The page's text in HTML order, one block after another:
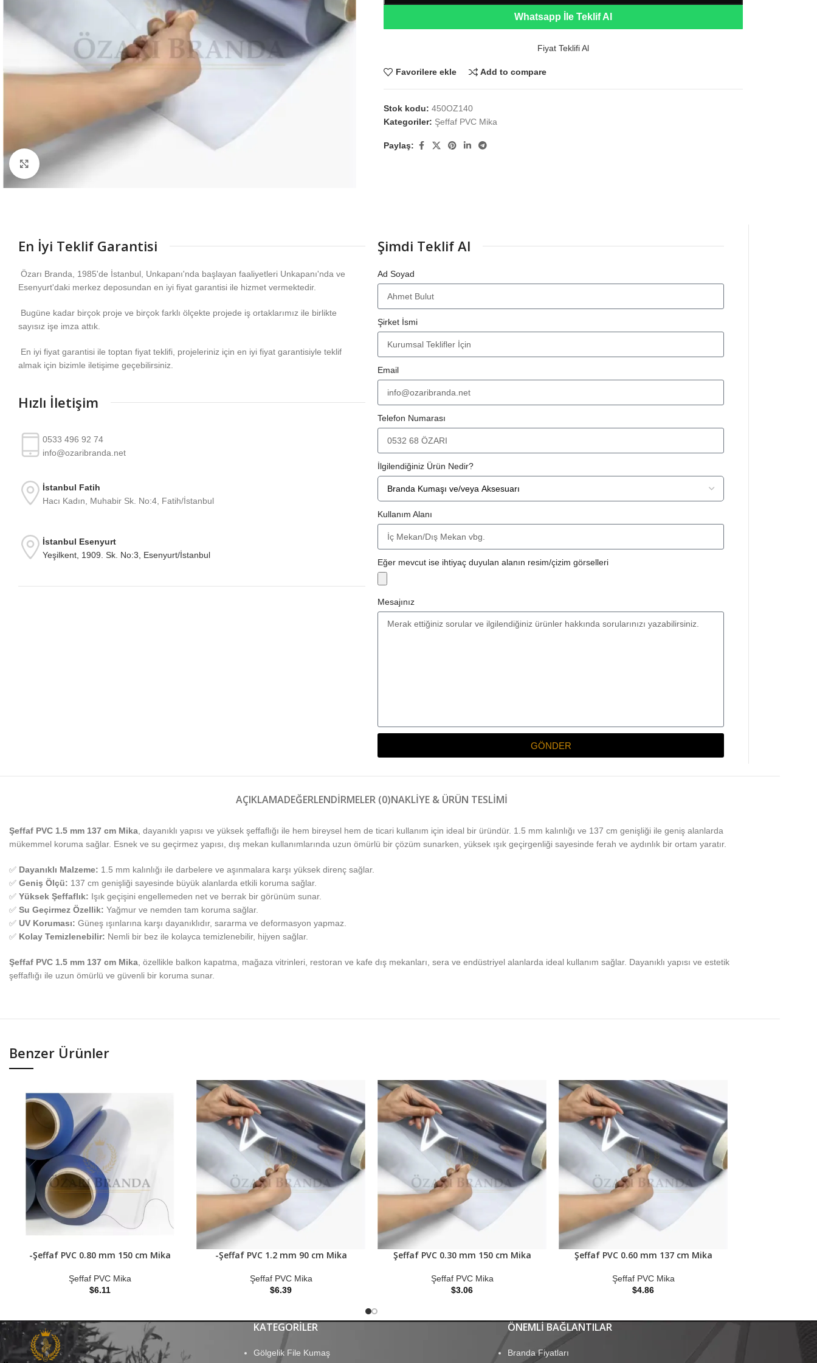
Whatsapp İle Teklif Al
Fiyat Teklifi Al
Favorilere ekle Add to compare
Stok kodu: 450OZ140
Kategoriler: Şeffaf PVC Mika
Paylaş:
En İyi Teklif Garantisi
Özarı Branda, 1985'de İstanbul, Unkapanı'nda başlayan faaliyetleri Unkapanı'nda ve
Esenyurt'daki merkez deposundan en iyi fiyat garantisi ile hizmet vermektedir.
Bugüne kadar birçok proje ve birçok farklı ölçekte projede iş ortaklarımız ile birlikte
sayısız işe imza attık.
En iyi fiyat garantisi ile toptan fiyat teklifi, projeleriniz için en iyi fiyat garantisiyle teklif
almak için bizimle iletişime geçebilirsiniz.
Hızlı İletişim
0533 496 92 74
info@ozaribranda.net
İstanbul Fatih
Hacı Kadın, Muhabir Sk. No:4, Fatih/İstanbul
İstanbul Esenyurt
Yeşilkent, 1909. Sk. No:3, Esenyurt/İstanbul
Şimdi Teklif Al
Ad Soyad
Şirket İsmi
Email
Telefon Numarası
İlgilendiğiniz Ürün Nedir?
Kullanım Alanı
Eğer mevcut ise ihtiyaç duyulan alanın resim/çizim görselleri
Mesajınız
GÖNDER
AÇIKLAMADEĞERLENDIRMELER (0)NAKLIYE & ÜRÜN TESLIMI
Şeffaf PVC 1.5 mm 137 cm Mika , dayanıklı yapısı ve yüksek şeffaflığı ile hem bireysel hem de ticari kullanım için ideal bir üründür. 1.5 mm kalınlığı ve 137 cm genişliği ile geniş alanlarda
mükemmel koruma sağlar. Esnek ve su geçirmez yapısı, dış mekan kullanımlarında uzun ömürlü bir çözüm sunarken, yüksek ışık geçirgenliği sayesinde ferah ve aydınlık bir ortam yaratır.
✅ Dayanıklı Malzeme: 1.5 mm kalınlığı ile darbelere ve aşınmalara karşı yüksek direnç sağlar.
✅ Geniş Ölçü: 137 cm genişliği sayesinde büyük alanlarda etkili koruma sağlar.
✅ Yüksek Şeffaflık: Işık geçişini engellemeden net ve berrak bir görünüm sunar.
✅ Su Geçirmez Özellik: Yağmur ve nemden tam koruma sağlar.
✅ UV Koruması: Güneş ışınlarına karşı dayanıklıdır, sararma ve deformasyon yapmaz.
✅ Kolay Temizlenebilir: Nemli bir bez ile kolayca temizlenebilir, hijyen sağlar.
Şeffaf PVC 1.5 mm 137 cm Mika , özellikle balkon kapatma, mağaza vitrinleri, restoran ve kafe dış mekanları, sera ve endüstriyel alanlarda ideal kullanım sağlar. Dayanıklı yapısı ve estetik
şeffaflığı ile uzun ömürlü ve güvenli bir koruma sunar.
Benzer Ürünler
-Şeffaf PVC 0.80 mm 150 cm Mika
Şeffaf PVC Mika
$6.11
-Şeffaf PVC 1.2 mm 90 cm Mika
Şeffaf PVC Mika
$6.39
Şeffaf PVC 0.30 mm 150 cm Mika
Şeffaf PVC Mika
$3.06
Şeffaf PVC 0.60 mm 137 cm Mika
Şeffaf PVC Mika
$4.86
KATEGORILER
Gölgelik File Kumaş
ÖNEMLI BAĞLANTILAR
Branda Fiyatları